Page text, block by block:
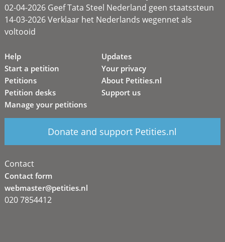
02-04-2026 Geef Tata Steel Nederland geen staatssteun
14-03-2026 Verklaar het Nederlands wegennet als
voltooid
Help
Start a petition
Petitions
Petition desks
Manage your petitions
Updates
Your privacy
About Petities.nl
Support us
Donate and support Petities.nl
Contact
Contact form
webmaster@petities.nl
020 7854412